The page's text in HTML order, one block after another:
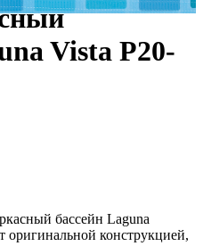
Vista Р20-
бассейн Laguna
оригинальной конструкцией,